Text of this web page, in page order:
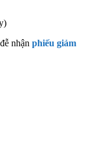
nhận phiếu giảm